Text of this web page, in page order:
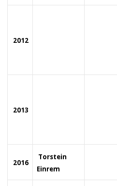
2012
2013
2016
Torstein
Einrem